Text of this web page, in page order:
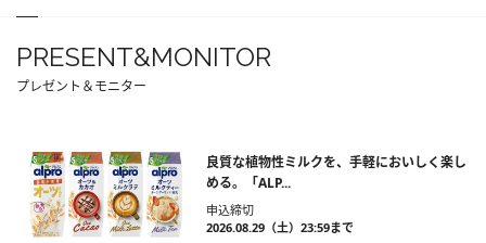
PRESENT&MONITOR
プレゼント＆モニター
良質な植物性ミルクを、手軽においしく楽し
める。「ALP...
申込締切
2026.08.29（土）23:59まで